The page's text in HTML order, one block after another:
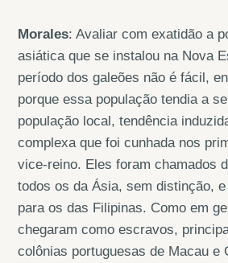
Morales: Avaliar com exatidão a
asiática que se instalou na Nova
período dos galeões não é fácil,
porque essa população tendia a
população local, tendência
complexa que foi cunhada nos
vice-reino. Eles foram chamados
todos os da Ásia, sem distinção, e
para os das Filipinas. Como em
chegaram como escravos,
colônias portuguesas de Macau e